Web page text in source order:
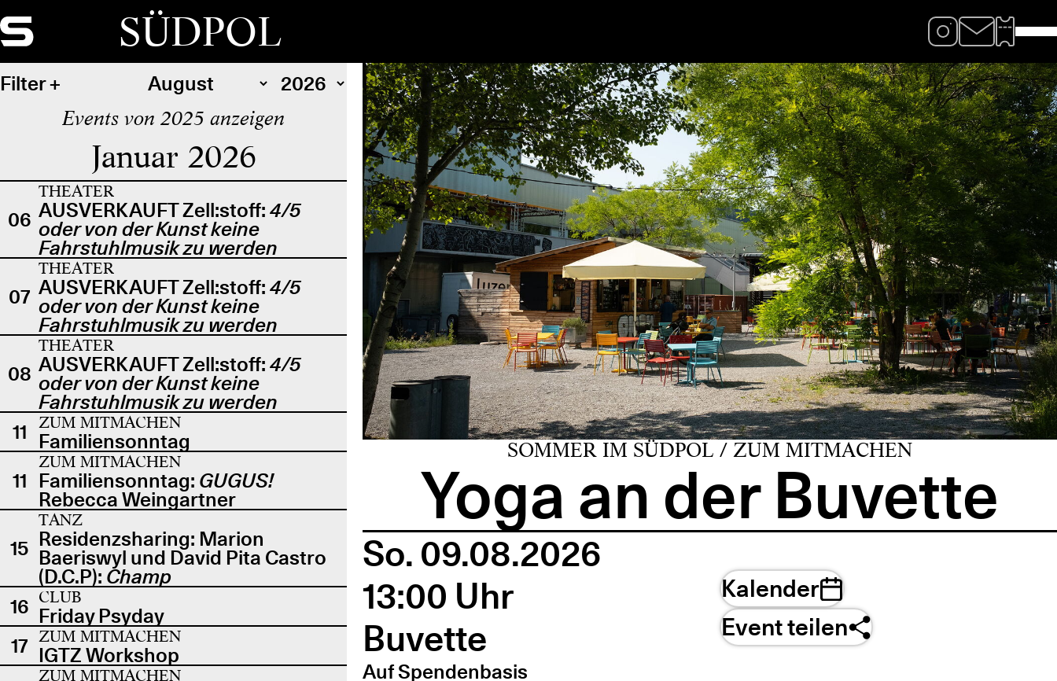
SÜDPOL
Filter
Events von 2025 anzeigen
Januar 2026
06
THEATER
AUSVERKAUFT Zell:stoff: 4/5
oder von der Kunst keine
Fahrstuhlmusik zu werden
07
THEATER
AUSVERKAUFT Zell:stoff: 4/5
oder von der Kunst keine
Fahrstuhlmusik zu werden
08
THEATER
AUSVERKAUFT Zell:stoff: 4/5
oder von der Kunst keine
Fahrstuhlmusik zu werden
11
ZUM MITMACHEN
Familiensonntag
11
ZUM MITMACHEN
Familiensonntag: GUGUS!
Rebecca Weingartner
15
TANZ
Residenzsharing: Marion
Baeriswyl und David Pita Castro
(D.C.P): Champ
16 CLUB
Friday Psyday
17 ZUM MITMACHEN
IGTZ Workshop
ZUM MITMACHEN
SOMMER IM SÜDPOL / ZUM MITMACHEN
Yoga an der Buvette
So. 09.08.2026
13:00 Uhr
Buvette
Auf Spendenbasis
Kalender
Event teilen